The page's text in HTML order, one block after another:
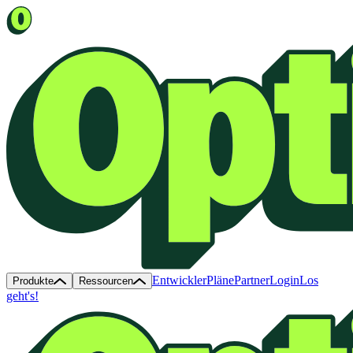
Produkte Ressourcen EntwicklerPlänePartnerLoginLos
geht's!